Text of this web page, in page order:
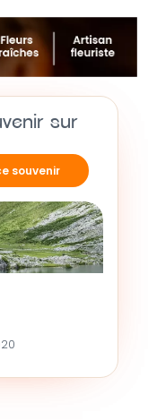
sur
souvenir